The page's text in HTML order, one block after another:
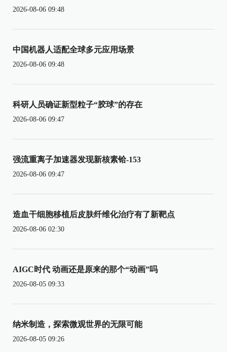
2026-08-06 09:48
中国机器人适配全球多元应用场景
2026-08-06 09:48
科研人员确证新型粒子“胶球”的存在
2026-08-06 09:47
强流重离子加速器发现新核素铪-153
2026-08-06 09:47
造血干细胞移植后皮肤纤维化治疗有了新靶点
2026-08-06 02:30
AIGC时代 动画还是原来的那个“动画”吗
2026-08-05 09:33
纳米制造，探索微观世界的无限可能
2026-08-05 09:26